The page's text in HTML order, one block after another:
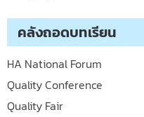
คลังถอดบทเรียน
HA National Forum
Quality Conference
Quality Fair